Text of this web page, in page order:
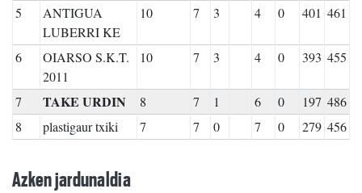
5
ANTIGUA
LUBERRI KE
10 7 3 4 0 401 461
6
OIARSO S.K.T.
2011
10 7 3 4 0 393 455
7 TAKE URDIN 8 7 1 6 0 197 486
8
plastigaur txiki 7 7 0 7 0 279 456
Azken jardunaldia